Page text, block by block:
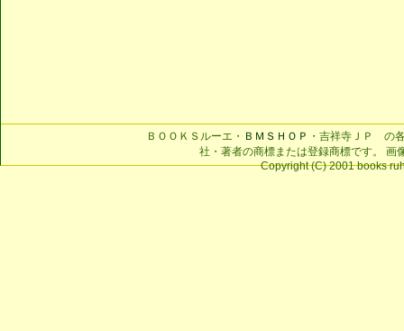
ＢＯＯＫＳルーエ・ ＢＭＳＨＯＰ ・吉祥寺ＪＰ の
社・著者の商標または登録商標です。 画
Copyright (C) 2001 books